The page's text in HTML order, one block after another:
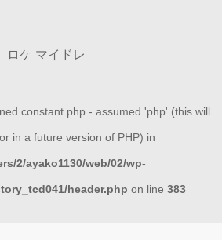
ロケ マイドレ
constant php - assumed 'php' (this will
in a future version of PHP) in
2/ayako1130/web/02/wp-
header.php on line 383